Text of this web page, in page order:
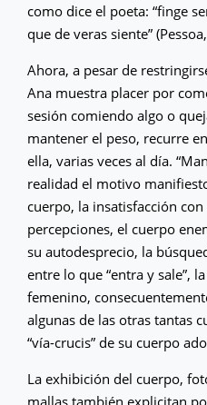
como dice el poeta: “finge
que de veras siente”
Ahora, a pesar de
Ana muestra placer por
sesión comiendo algo o
mantener el peso, recurre
ella, varias veces al día.
realidad el motivo
cuerpo, la insatisfacción
percepciones, el cuerpo
su autodesprecio, la
entre lo que “entra y sale”,
femenino,
algunas de las otras tantas
“vía-crucis” de su cuerpo
La exhibición del cuerpo,
mallas también explicitan